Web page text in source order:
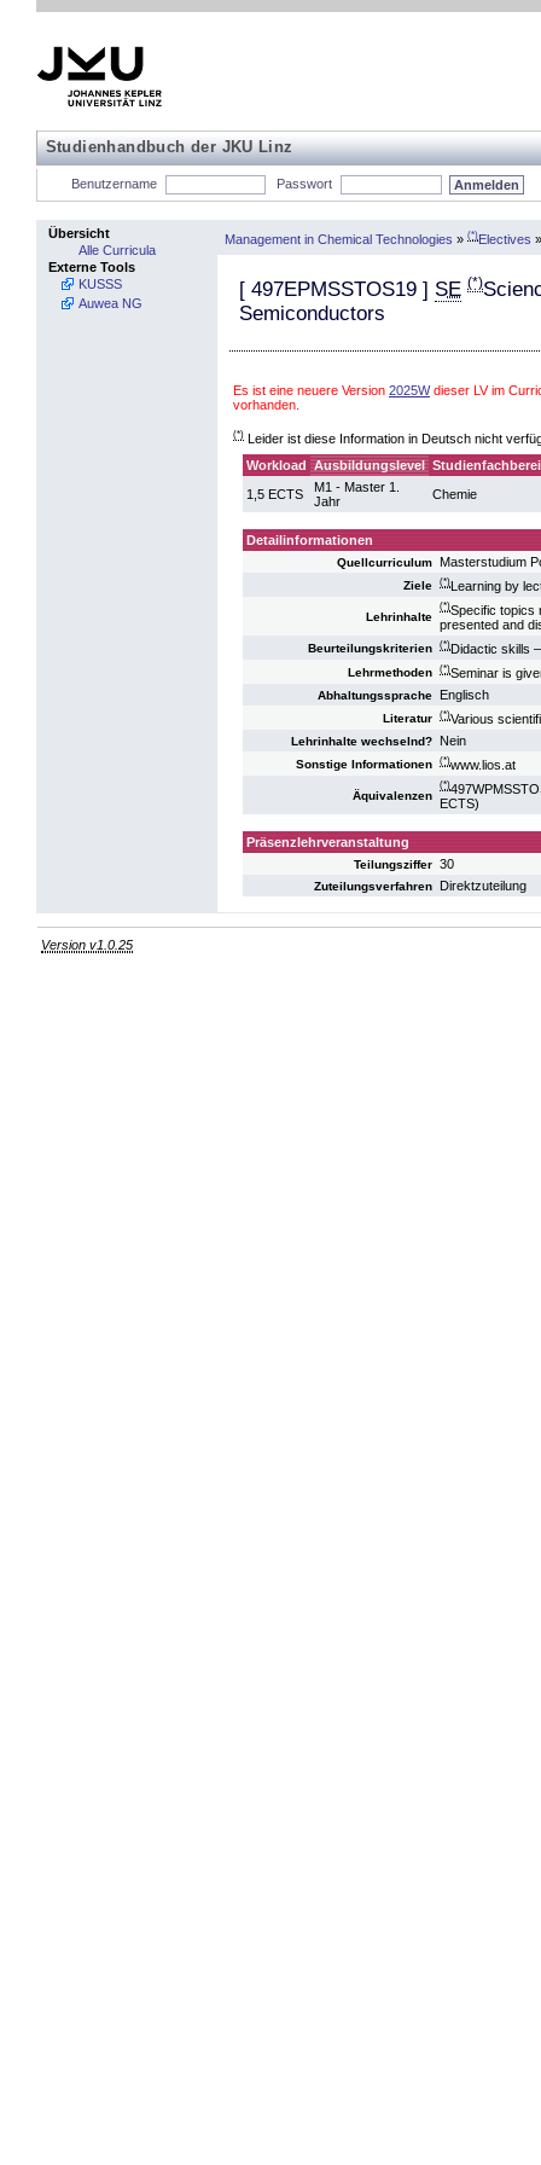
Studienhandbuch der JKU Linz
Benutzername Passwort
Übersicht
Alle Curricula
Externe Tools
KUSSS
Auwea NG
Management in Chemical Technologies » (*)Electives »
[ 497EPMSSTOS19 ] SE (*)
Semiconductors
Es ist eine neuere Version 2025Wdieser LV im
vorhanden.
(*) Leider ist diese Information in Deutsch nicht
Workload Ausbildungslevel
1,5 ECTS
M1 - Master 1.
Jahr
Chemie
Detailinformationen
Quellcurriculum Masterstudium
Ziele (*)Learning by
Lehrinhalte
(*)Specific topics
presented and
Beurteilungskriterien (*)Didactic skills
Lehrmethoden (*)Seminar is
Abhaltungssprache Englisch
Literatur (*)Various
Lehrinhalte wechselnd? Nein
Sonstige Informationen (*)www.lios.at
Äquivalenzen
(*)
ECTS)
Präsenzlehrveranstaltung
Teilungsziffer 30
Zuteilungsverfahren Direktzuteilung
Version v1.0.25